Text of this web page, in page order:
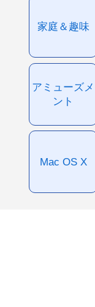
家庭＆趣味
アミューズメ
ント
Mac OS X